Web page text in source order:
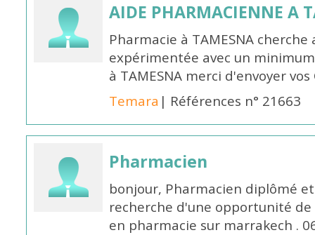
AIDE PHARMACIENNE A
Pharmacie à TAMESNA
expérimentée avec un
à TAMESNA merci d'envoyer
Temara | Références n° 21663
Pharmacien
bonjour, Pharmacien diplômé
recherche d'une opportunité
en pharmacie sur marrakech .